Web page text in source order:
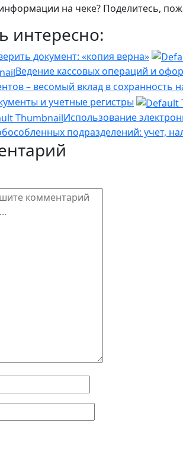
на чеке? Поделитесь,
интересно:
документ: «копия верна»
Ведение кассовых операций и
– весомый вклад в сохранность
и учетные регистры
Использование
подразделений: учет,